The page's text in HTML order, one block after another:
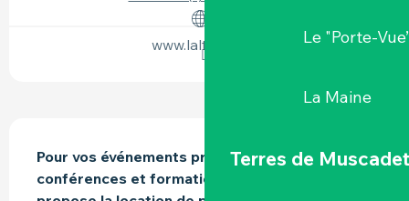
Le "Porte-
La Maine
Terres de Muscadet
www.laltereco.fr
Pour vos événements professionnels,
conférences et formations, L’alter éco vous